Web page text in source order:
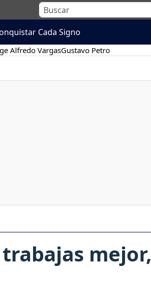
Cada Signo
Alfredo VargasGustavo Petro
mejor,